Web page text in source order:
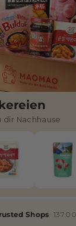
dir Nachhause
Shops